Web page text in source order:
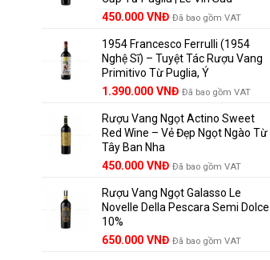
Giá
là:
495.000 VNĐ.
450.000 VNĐGiá
tại
là:
450.000 VNĐ.
Đã bao gồm VAT
1954 Francesco Ferrulli (1954
Nghệ Sĩ) – Tuyệt Tác Rượu Vang
Primitivo Từ Puglia, Ý
Giá
là:
1.529.000 VNĐ.
1.390.000 VNĐGiá
tại
là:
Đã bao gồm VAT
Rượu Vang Ngọt Actino Sweet
Red Wine – Vẻ Đẹp Ngọt Ngào Từ
Tây Ban Nha
450.000 VNĐ Đã bao gồm VAT
Rượu Vang Ngọt Galasso Le
Novelle Della Pescara Semi Dolce
10%
650.000 VNĐ Đã bao gồm VAT